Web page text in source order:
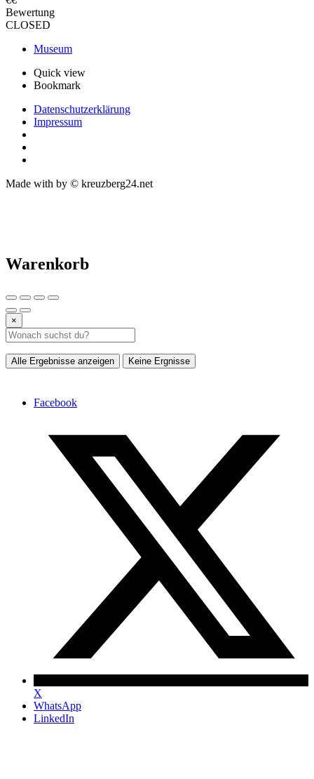
Bewertung
CLOSED
Museum
Quick view
Bookmark
Datenschutzerklärung
Impressum
Made with by © kreuzberg24.net
Warenkorb
×
Alle Ergebnisse anzeigen Keine Ergnisse
Facebook
X
WhatsApp
LinkedIn